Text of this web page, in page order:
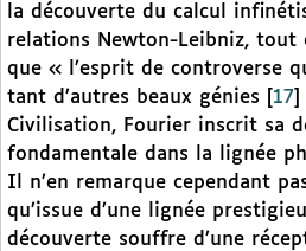
la découverte du calcul
relations Newton-Leibniz, tout
que « l’esprit de controverse
tant d’autres beaux génies
17
Civilisation, Fourier inscrit sa
fondamentale dans la lignée
Il n’en remarque cependant
qu’issue d’une lignée
découverte souffre d’une